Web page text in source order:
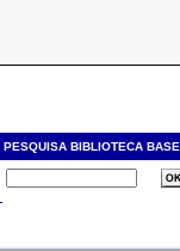
PESQUISA BIBLIOTECA BASE